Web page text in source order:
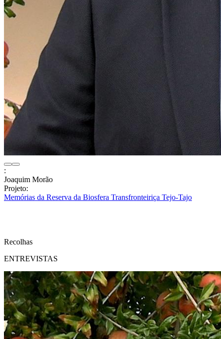
:
Joaquim Morão
Projeto:
Memórias da Reserva da Biosfera Transfronteiriça Tejo-Tajo
Recolhas
ENTREVISTAS